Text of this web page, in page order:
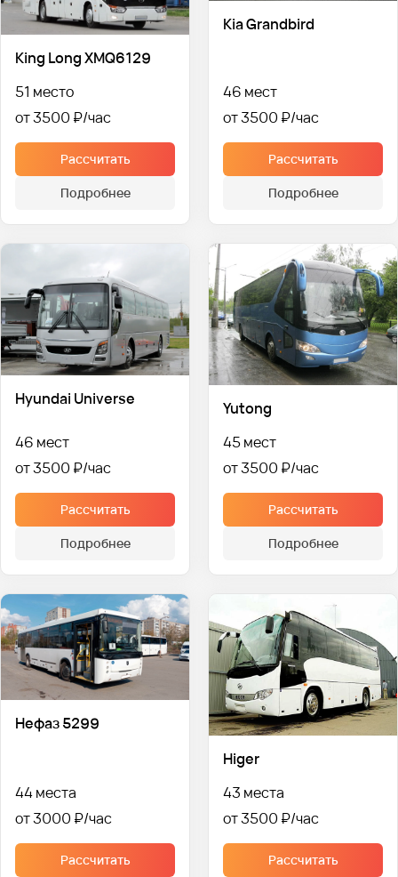
King Long XMQ6129
51 место
от 3500 ₽
Рассчитать
Подробнее
Kia Grandbird
46 мест
от 3500 ₽
Рассчитать
Подробнее
Hyundai Universe
46 мест
от 3500 ₽
Рассчитать
Подробнее
Yutong
45 мест
от 3500 ₽
Рассчитать
Подробнее
Нефаз 5299
44 места
от 3000 ₽
Рассчитать
Higer
43 места
от 3500 ₽
Рассчитать